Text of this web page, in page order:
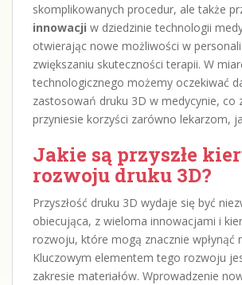
skomplikowanych procedur, ale także
innowacji w dziedzinie technologii
otwierając nowe możliwości w
zwiększaniu skuteczności terapii. W
technologicznego możemy oczekiwać
zastosowań druku 3D w medycynie, co
przyniesie korzyści zarówno lekarzom,
Jakie są przyszłe
rozwoju druku 3D?
Przyszłość druku 3D wydaje się być
obiecująca, z wieloma innowacjami i
rozwoju, które mogą znacznie wpłynąć
Kluczowym elementem tego rozwoju
zakresie materiałów. Wprowadzenie